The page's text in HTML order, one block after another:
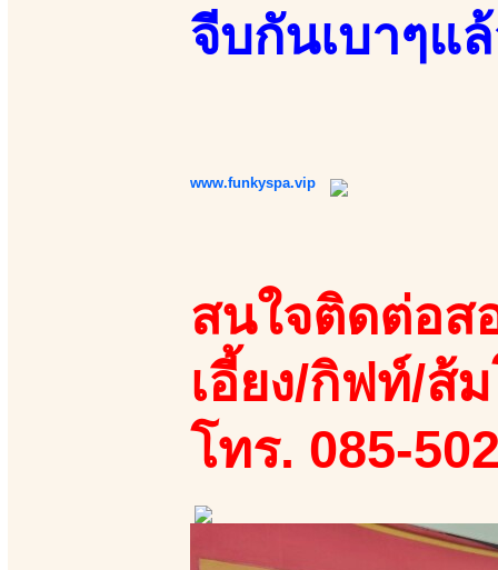
จีบกันเบาๆแ
www.funkyspa.vip
สนใจติดต่อส
เอี้ยง/กิฟท์/ส้
โทร. 085-